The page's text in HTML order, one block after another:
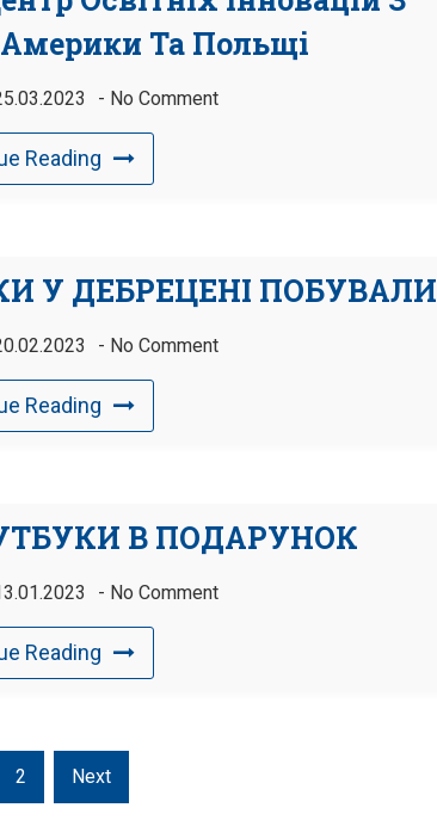
Та Польщі
No Comment
Reading
У ДЕБРЕЦЕНІ ПОБУВАЛИ
No Comment
Reading
В ПОДАРУНОК
No Comment
Reading
2 Next